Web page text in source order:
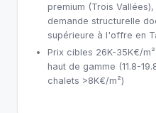
premium (Trois
demande structurelle
supérieure à l'offre en
Prix cibles 26K-35K€/
haut de gamme (11.8-
chalets >8K€/m²)